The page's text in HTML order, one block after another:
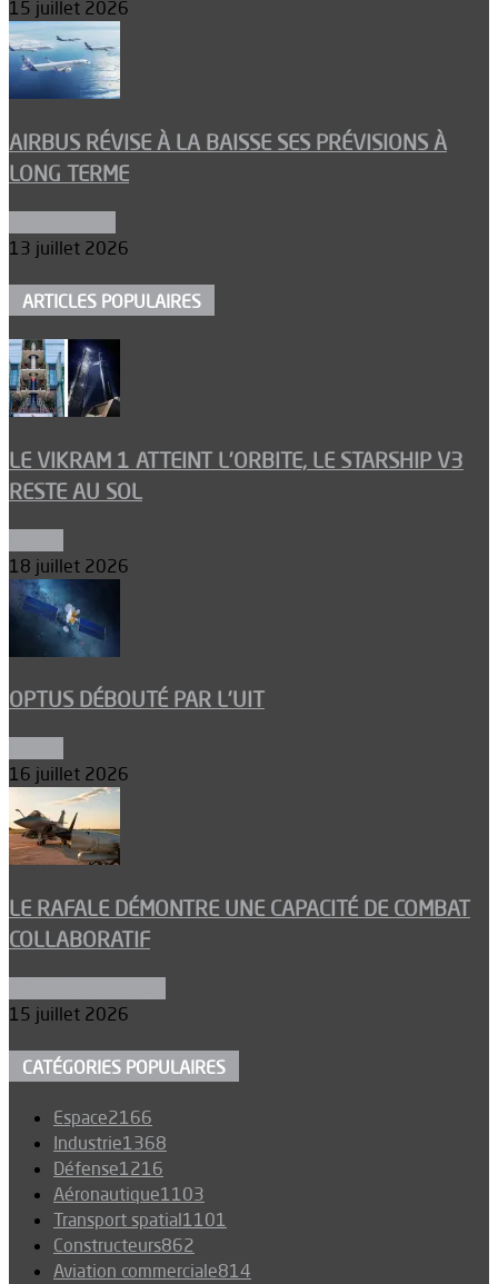
15 juillet 2026
AIRBUS RÉVISE À LA BAISSE SES PRÉVISIONS À
LONG TERME
13 juillet 2026
ARTICLES POPULAIRES
LE VIKRAM 1 ATTEINT L’ORBITE, LE STARSHIP V3
RESTE AU SOL
18 juillet 2026
OPTUS DÉBOUTÉ PAR L’UIT
16 juillet 2026
LE RAFALE DÉMONTRE UNE CAPACITÉ DE COMBAT
COLLABORATIF
15 juillet 2026
CATÉGORIES POPULAIRES
Espace2166
Industrie1368
Défense1216
Aéronautique1103
Transport spatial1101
Constructeurs862
Aviation commerciale814